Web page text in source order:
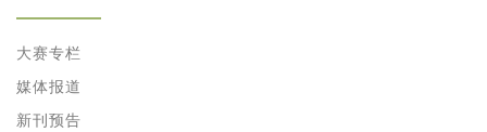
大赛专栏
媒体报道
新刊预告